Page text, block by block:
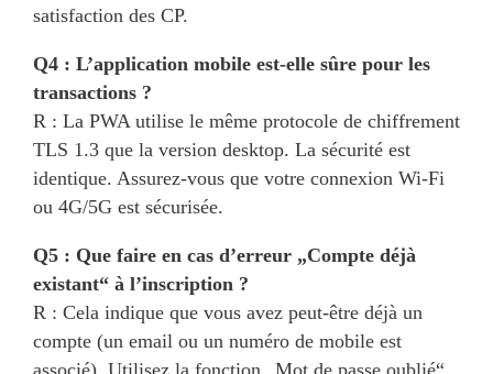
satisfaction des CP.
Q4 : L’application mobile est-elle sûre pour les
transactions ?
R : La PWA utilise le même protocole de chiffrement
TLS 1.3 que la version desktop. La sécurité est
identique. Assurez-vous que votre connexion Wi-Fi
ou 4G/5G est sécurisée.
Q5 : Que faire en cas d’erreur „Compte déjà
existant“ à l’inscription ?
R : Cela indique que vous avez peut-être déjà un
compte (un email ou un numéro de mobile est